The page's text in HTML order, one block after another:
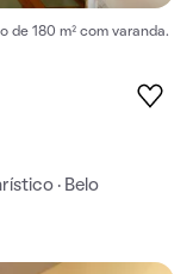
de 180 m² com varanda.
· Belo